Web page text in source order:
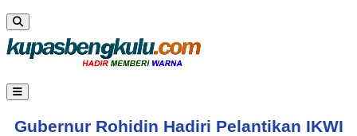
Gubernur Rohidin Hadiri Pelantikan IKWI